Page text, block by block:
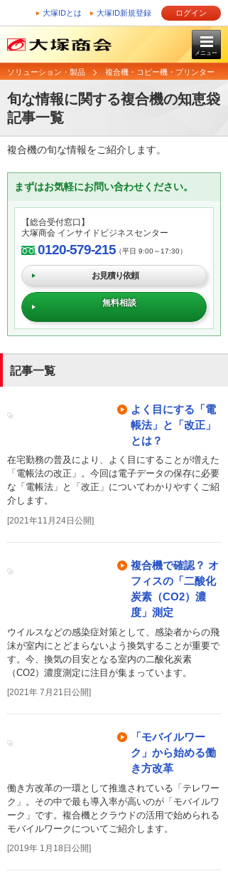
大塚IDとは 大塚ID新規登録 ログイン
メニュー
ソリューション・製品 複合機・コピー機・プリンター
旬な情報に関する複合機の知恵袋
記事一覧
複合機の旬な情報をご紹介します。
まずはお気軽にお問い合わせください。
【総合受付窓口】
大塚商会 インサイドビジネスセンター
0120-579-215（平日 9:00～17:30）
お見積り依頼
無料相談
記事一覧
よく目にする「電
帳法」と「改正」
とは？
在宅勤務の普及により、よく目にすることが増えた
「電帳法の改正」。今回は電子データの保存に必要
な「電帳法」と「改正」についてわかりやすくご紹
介します。
[2021年11月24日公開]
複合機で確認？ オ
フィスの「二酸化
炭素（CO2）濃
度」測定
ウイルスなどの感染症対策として、感染者からの飛
沫が室内にとどまらないよう換気することが重要で
す。今、換気の目安となる室内の二酸化炭素
（CO2）濃度測定に注目が集まっています。
[2021年 7月21日公開]
「モバイルワー
ク」から始める働
き方改革
働き方改革の一環として推進されている「テレワー
ク」。その中で最も導入率が高いのが「モバイルワ
ーク」です。複合機とクラウドの活用で始められる
モバイルワークについてご紹介します。
[2019年 1月18日公開]